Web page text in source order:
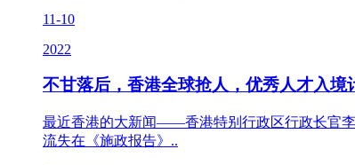
11-10
2022
不甘落后，香港全球抢人，优秀人才入境
最近香港的大新闻——香港特别行政区行政长官李
流失在《施政报告》..